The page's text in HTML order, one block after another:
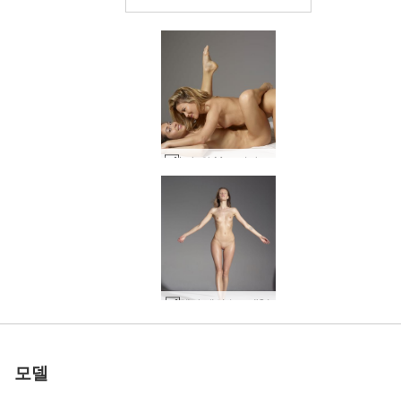
엠마 패션 누드 #21
Serena L 여성 권한 부여 #63
Serena L 여성 권한 부여 #27
Mya 첫 번째 누드 사진 #51
마르셀리나 첫 세션 #38
세계 1위 에로틱 사이트
로 평가됨
우리와 함께하세
요
Mya 첫 번째 누드 사진 #15
지아 매직 체어 #40
줄리에타와 막달레나 곡예 예술 #19Alya와 Oksi 누드 모델 #7
Alexandra와 Ombeline 판타지 피규어 #38
Alexandra와 Ombeline 판타지 피규어 #22
세계 1위 에로틱 사이트
로 평가됨
우리와 함께하세
요
Lola와 Mya 여자 친구 #44
아리엘 판타지 피규어 #31
빅토리아 R 피트니스 #69
아니 매혹적인 #43
욜란다 타이 유혹 #6
Mya와 Lola 신체 접촉 #65
세계 1위 에로틱 사이트
로 평가됨
우리와 함께하세
요
글로리아 한 손가락 #26
Ksenia 러시아 청소년 #11
애니 스튜디오 누드 #26
플로리다의 Gia Hill과 Noma #6애니 플렉시 여성 피규어 #14
카프리스 키키 실비 여신 #11
Ksenia 러시아 청소년 #31
Mya와 Lola 신체 접촉 #49
몰리 쁘띠 열정 #4
엠마엠 매직미러 #16
세계 1위 에로틱 사이트
로 평가됨
우리와 함께하세
요
Desi Devi와 Goro의 성적 에너지 #24
Emma M 벌거벗은 발레리나 #29Anya 권한 부여 #19
Emma M 모델 뮤즈 #31
크리스틴 소개 #11
요코 밸런스 #48
세계 1위 에로틱 사이트
로 평가됨
우리와 함께하세
요
요코 밸런스 #28클로버 메탈 스툴 #37
엠마 깨지기 쉬운 그림 #15
Lola와 Mya 미친 섹시 #73
Allie Asia 태국 소녀 #38몰리 헤그레 데뷔 #22
세계 1위 에로틱 사이트
로 평가됨
우리와 함께하세
요
로즈핏 프렌치 #3
모델